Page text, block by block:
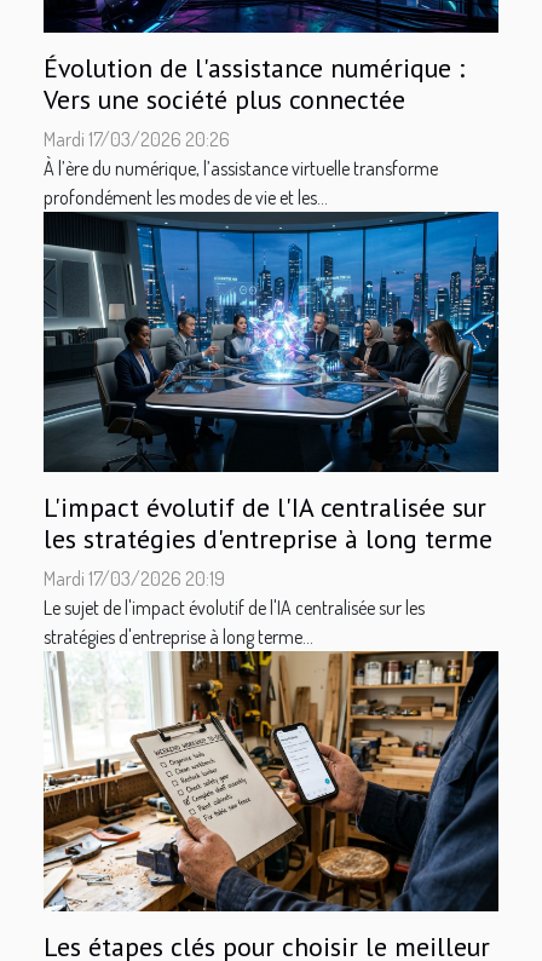
Évolution de l'assistance numérique :
Vers une société plus connectée
Mardi 17/03/2026 20:26
À l’ère du numérique, l’assistance virtuelle transforme
profondément les modes de vie et les...
L'impact évolutif de l'IA centralisée sur
les stratégies d'entreprise à long terme
Mardi 17/03/2026 20:19
Le sujet de l'impact évolutif de l'IA centralisée sur les
stratégies d'entreprise à long terme...
Les étapes clés pour choisir le meilleur